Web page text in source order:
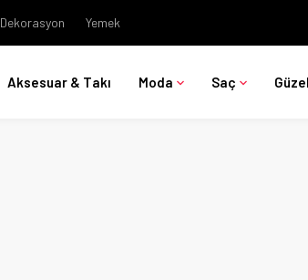
Dekorasyon Yemek
Aksesuar & Takı Moda Saç